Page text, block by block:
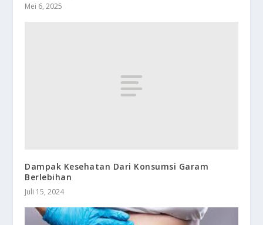
Mei 6, 2025
Dampak Kesehatan Dari Konsumsi Garam
Berlebihan
Juli 15, 2024